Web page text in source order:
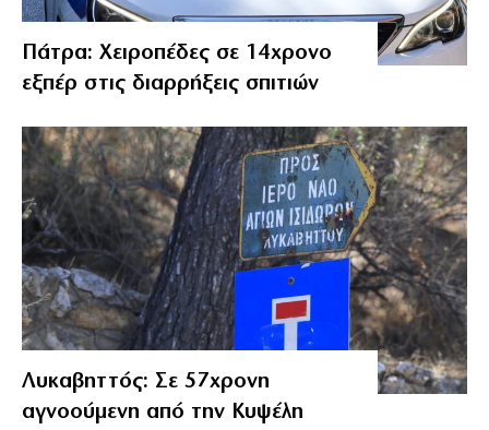
Πάτρα: Χειροπέδες σε 14χρονο
εξπέρ στις διαρρήξεις σπιτιών
Λυκαβηττός: Σε 57χρονη
αγνοούμενη από την Κυψέλη